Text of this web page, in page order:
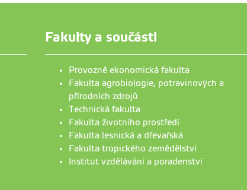
Fakulty a součásti
Provozně ekonomická fakulta
Fakulta agrobiologie, potravinových a
přírodních zdrojů
Technická fakulta
Fakulta životního prostředí
Fakulta lesnická a dřevařská
Fakulta tropického zemědělství
Institut vzdělávání a poradenství